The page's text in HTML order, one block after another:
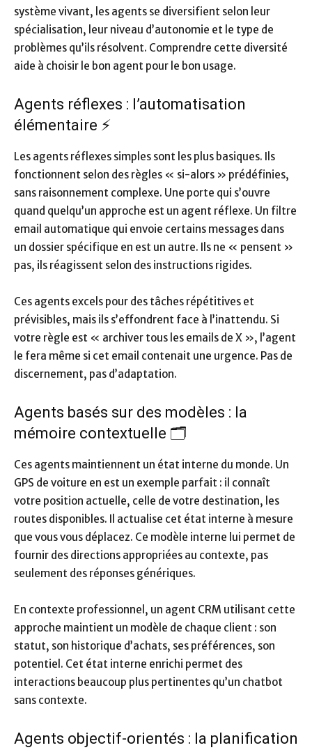
système vivant, les agents se diversifient selon leur
spécialisation, leur niveau d’autonomie et le type de
problèmes qu’ils résolvent. Comprendre cette diversité
aide à choisir le bon agent pour le bon usage.
Agents réflexes : l’automatisation
élémentaire ⚡
Les agents réflexes simples sont les plus basiques. Ils
fonctionnent selon des règles « si-alors » prédéfinies,
sans raisonnement complexe. Une porte qui s’ouvre
quand quelqu’un approche est un agent réflexe. Un filtre
email automatique qui envoie certains messages dans
un dossier spécifique en est un autre. Ils ne « pensent »
pas, ils réagissent selon des instructions rigides.
Ces agents excels pour des tâches répétitives et
prévisibles, mais ils s’effondrent face à l’inattendu. Si
votre règle est « archiver tous les emails de X », l’agent
le fera même si cet email contenait une urgence. Pas de
discernement, pas d’adaptation.
Agents basés sur des modèles : la
mémoire contextuelle 🗂️
Ces agents maintiennent un état interne du monde. Un
GPS de voiture en est un exemple parfait : il connaît
votre position actuelle, celle de votre destination, les
routes disponibles. Il actualise cet état interne à mesure
que vous vous déplacez. Ce modèle interne lui permet de
fournir des directions appropriées au contexte, pas
seulement des réponses génériques.
En contexte professionnel, un agent CRM utilisant cette
approche maintient un modèle de chaque client : son
statut, son historique d’achats, ses préférences, son
potentiel. Cet état interne enrichi permet des
interactions beaucoup plus pertinentes qu’un chatbot
sans contexte.
Agents objectif-orientés : la planification